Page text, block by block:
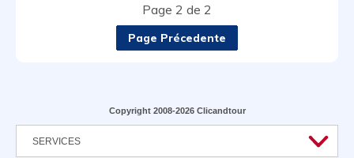
Page 2 de 2
Page Précedente
Copyright 2008-2026 Clicandtour
SERVICES